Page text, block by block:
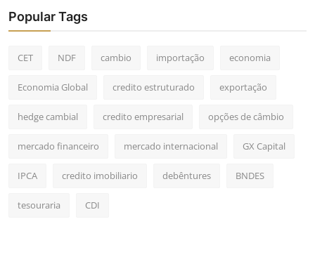
Popular Tags
CET NDF cambio importação economia
Economia Global credito estruturado exportação
hedge cambial credito empresarial opções de câmbio
mercado financeiro mercado internacional GX Capital
IPCA credito imobiliario debêntures BNDES
tesouraria CDI